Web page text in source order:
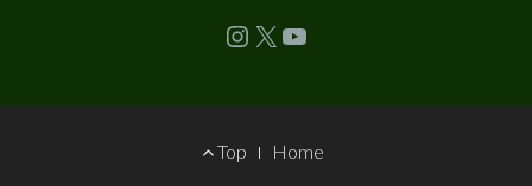
Instagram X YouTube
Top Home